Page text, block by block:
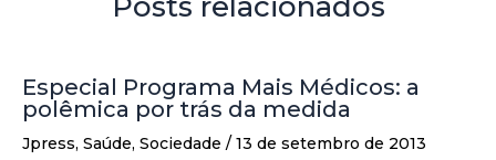
Especial Programa Mais Médicos: a
polêmica por trás da medida
Jpress, Saúde, Sociedade / 13 de setembro de 2013